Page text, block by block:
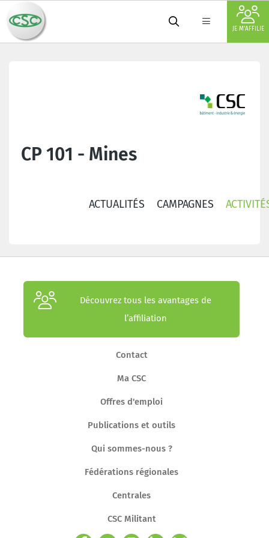
JE M'AFFILIE
CP 101 - Mines
ACTUALITÉS CAMPAGNES
Découvrez tous les avantages de
l’affiliation
Contact
Ma CSC
Offres d'emploi
Publications et outils
Qui sommes-nous ?
Fédérations régionales
Centrales
CSC Militant